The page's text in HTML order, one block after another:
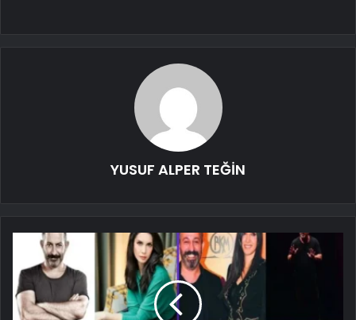
YUSUF ALPER TEĞİN